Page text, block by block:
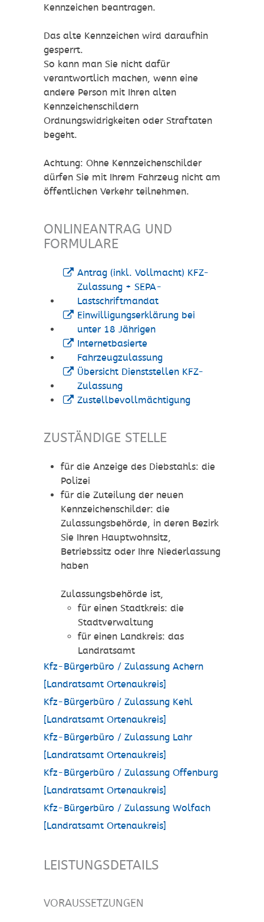
Kennzeichen beantragen.
Das alte Kennzeichen wird daraufhin
gesperrt.
So kann man Sie nicht dafür
verantwortlich machen, wenn eine
andere Person mit Ihren alten
Kennzeichenschildern
Ordnungswidrigkeiten oder Straftaten
begeht.
Achtung: Ohne Kennzeichenschilder
dürfen Sie mit Ihrem Fahrzeug nicht am
öffentlichen Verkehr teilnehmen.
ONLINEANTRAG UND
FORMULARE
Antrag (inkl. Vollmacht) KFZ-
Zulassung + SEPA-
Lastschriftmandat
Einwilligungserklärung bei
unter 18 Jährigen
Internetbasierte
Fahrzeugzulassung
Übersicht Dienststellen KFZ-
Zulassung
Zustellbevollmächtigung
ZUSTÄNDIGE STELLE
für die Anzeige des Diebstahls: die
Polizei
für die Zuteilung der neuen
Kennzeichenschilder: die
Zulassungsbehörde, in deren Bezirk
Sie Ihren Hauptwohnsitz,
Betriebssitz oder Ihre Niederlassung
haben
Zulassungsbehörde ist,
für einen Stadtkreis: die
Stadtverwaltung
für einen Landkreis: das
Landratsamt
Kfz-Bürgerbüro / Zulassung Achern
[Landratsamt Ortenaukreis]
Kfz-Bürgerbüro / Zulassung Kehl
[Landratsamt Ortenaukreis]
Kfz-Bürgerbüro / Zulassung Lahr
[Landratsamt Ortenaukreis]
Kfz-Bürgerbüro / Zulassung Offenburg
[Landratsamt Ortenaukreis]
Kfz-Bürgerbüro / Zulassung Wolfach
[Landratsamt Ortenaukreis]
LEISTUNGSDETAILS
VORAUSSETZUNGEN